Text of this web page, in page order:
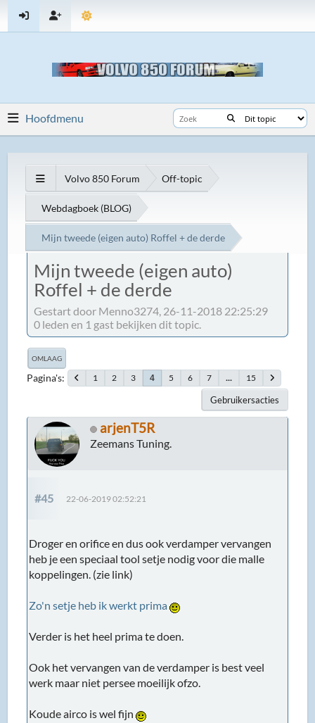
Hoofdmenu
Volvo 850 Forum Off-topic
Webdagboek (BLOG)
Mijn tweede (eigen auto) Roffel + de derde
Mijn tweede (eigen auto)
Roffel + de derde
Gestart door Menno3274, 26-11-2018 22:25:29
0 leden en 1 gast bekijken dit topic.
OMLAAG
Pagina's 1 2 3 4 5 6 7 ... 15
Gebruikersacties
arjenT5R
Zeemans Tuning.
#45 22-06-2019 02:52:21
Droger en orifice en dus ook verdamper vervangen
heb je een speciaal tool setje nodig voor die malle
koppelingen. (zie link)
Zo'n setje heb ik werkt prima
Verder is het heel prima te doen.
Ook het vervangen van de verdamper is best veel
werk maar niet persee moeilijk ofzo.
Koude airco is wel fijn